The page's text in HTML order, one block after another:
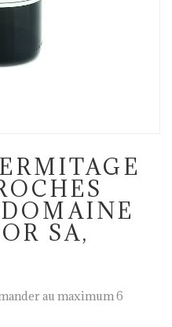
SA,
au maximum 6